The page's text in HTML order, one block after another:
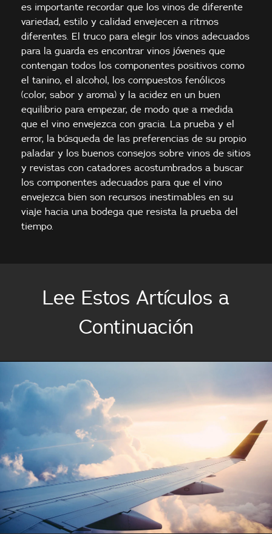
es importante recordar que los vinos de diferente
variedad, estilo y calidad envejecen a ritmos
diferentes. El truco para elegir los vinos adecuados
para la guarda es encontrar vinos jóvenes que
contengan todos los componentes positivos como
el tanino, el alcohol, los compuestos fenólicos
(color, sabor y aroma) y la acidez en un buen
equilibrio para empezar, de modo que a medida
que el vino envejezca con gracia. La prueba y el
error, la búsqueda de las preferencias de su propio
paladar y los buenos consejos sobre vinos de sitios
y revistas con catadores acostumbrados a buscar
los componentes adecuados para que el vino
envejezca bien son recursos inestimables en su
viaje hacia una bodega que resista la prueba del
tiempo.
Lee Estos Artículos a
Continuación